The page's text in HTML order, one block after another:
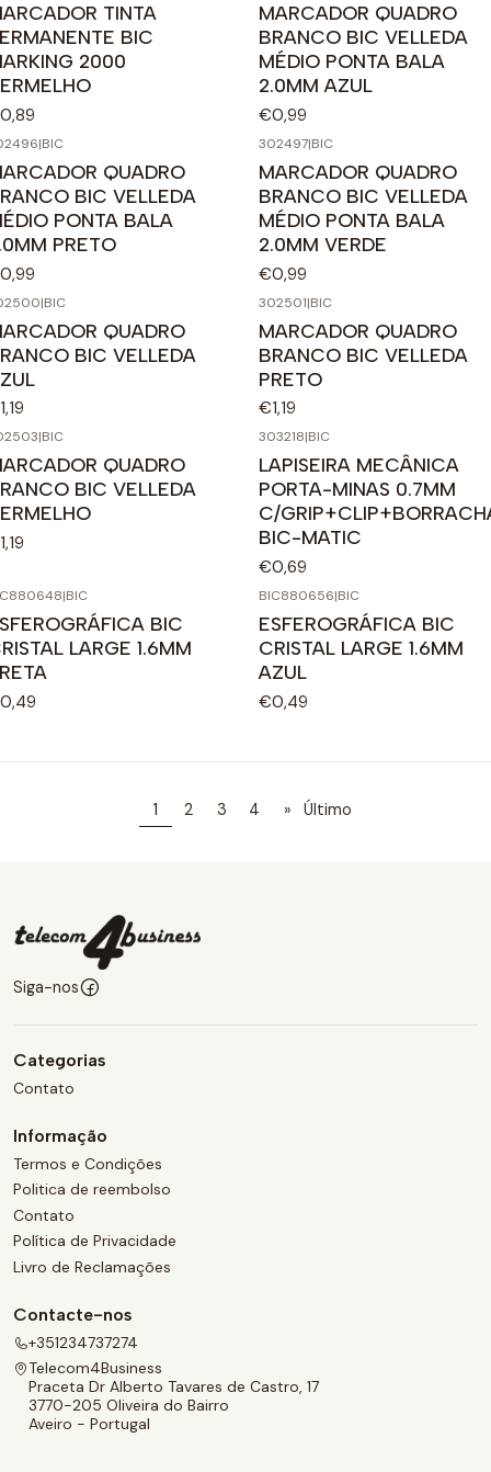
TINTA
BIC
2000
MARCADOR QUADRO
BRANCO BIC VELLEDA
MÉDIO PONTA BALA
2.0MM AZUL
€0,99
|BIC
QUADRO
BIC VELLEDA
PONTA BALA
PRETO
302497|BIC
MARCADOR QUADRO
BRANCO BIC VELLEDA
MÉDIO PONTA BALA
2.0MM VERDE
€0,99
|BIC
QUADRO
BIC VELLEDA
302501|BIC
MARCADOR QUADRO
BRANCO BIC VELLEDA
PRETO
€1,19
|BIC
QUADRO
BIC VELLEDA
303218|BIC
LAPISEIRA MECÂNICA
PORTA-MINAS 0.7MM
C/
BIC-MATIC
€0,69
|BIC
BIC
LARGE 1.6MM
BIC880656|BIC
ESFEROGRÁFICA BIC
CRISTAL LARGE 1.6MM
AZUL
€0,49
1 2 3 4 » Último
Siga-nos
Categorias
Contato
Informação
Termos e Condições
Politica de reembolso
Contato
Política de Privacidade
Livro de Reclamações
Contacte-nos
+351234737274
Telecom4Business
Praceta Dr Alberto Tavares de Castro, 17
3770-205 Oliveira do Bairro
Aveiro - Portugal